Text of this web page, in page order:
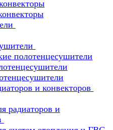
полотенцесушители
и конвекторов
радиаторов и